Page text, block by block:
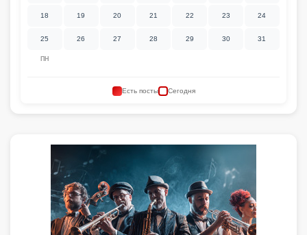
ПН
18 19 20 21 22 23 24
25 26 27 28 29 30 31
Есть посты Сегодня